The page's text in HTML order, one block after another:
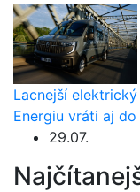
Lacnejší
Energiu vráti aj
29.07.